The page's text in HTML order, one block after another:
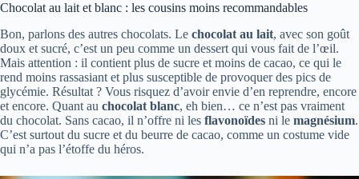
Chocolat au lait et blanc : les cousins moins recommandables
Bon, parlons des autres chocolats. Le chocolat au lait, avec son goût
doux et sucré, c’est un peu comme un dessert qui vous fait de l’œil.
Mais attention : il contient plus de sucre et moins de cacao, ce qui le
rend moins rassasiant et plus susceptible de provoquer des pics de
glycémie. Résultat ? Vous risquez d’avoir envie d’en reprendre, encore
et encore. Quant au chocolat blanc, eh bien… ce n’est pas vraiment
du chocolat. Sans cacao, il n’offre ni les flavonoïdes ni le magnésium.
C’est surtout du sucre et du beurre de cacao, comme un costume vide
qui n’a pas l’étoffe du héros.